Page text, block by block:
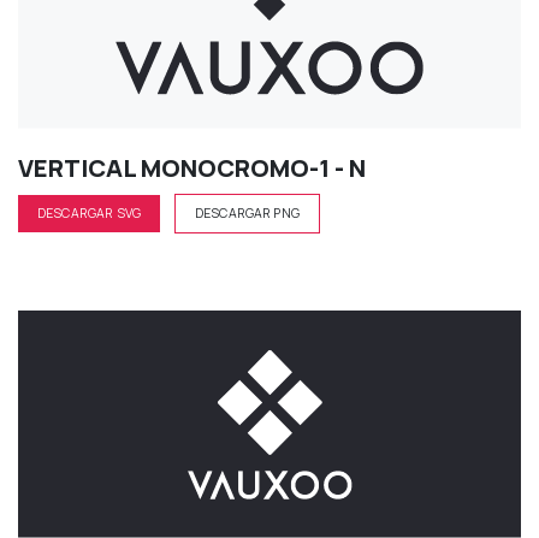
VERTICAL MONOCROMO-1 - N
DESCARGAR SVG DESCARGAR PNG